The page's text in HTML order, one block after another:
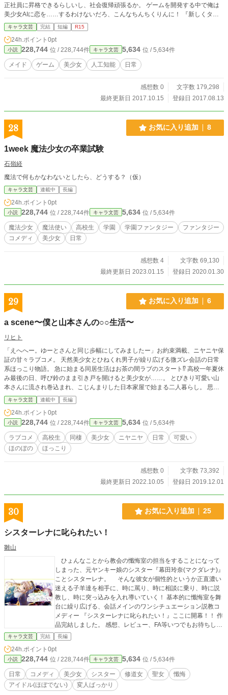
正社員に昇格できるらしいし、社会復帰頑張るか。 ゲームを開発する中で俺は
美少女AIに恋を……するわけないだろ、こんなちんちくりんに！ 『新しくタイ
トルを考えました！【ケイオスサーガクロニクル】ってのはどうでしょう！？』
「ＮＧ」 『うわあああああん！』 ※「小説家になろう」様に投稿したもので
す。Shirobako的なものを書きたかったんです。
キャラ文芸 完結 短編 R15
24h.ポイント 0pt
小説 228,744 位 / 228,744件 キャラ文芸 5,634 位 / 5,634件
メイド ゲーム 美少女 人工知能 日常
感想数 0
文字数 179,298
最終更新日 2017.10.15
登録日 2017.08.13
28 お気に入り追加 8
1week 魔法少女の卒業試験
石嶺経
魔法で何もかなわないとしたら、どうする？（仮）
キャラ文芸 連載中 長編
24h.ポイント 0pt
小説 228,744 位 / 228,744件 キャラ文芸 5,634 位 / 5,634件
魔法少女 魔法使い 高校生 学園 学園ファンタジー
ファンタジー
コメディ
美少女 日常
感想数 4
文字数 69,130
最終更新日 2023.01.15
登録日 2020.01.30
29 お気に入り追加 6
a scene〜僕と山本さんの○○生活〜
リヒト
「えへへー。ゆーとさんと同じ歩幅にしてみましたー」お約束満載、ニヤニヤ保
証の甘々ラブコメ。 天然美少女とひねくれ男子が繰り広げる微ズレ会話の日常
系ほっこり物語。 急に始まる同居生活はお茶の間ラブのスタート⁉ 高校一年夏休
み最後の日、呼び鈴のまま引き戸を開けると美少女が……。 とびきり可愛い山
本さんに流され巻込まれ、こじんまりした日本家屋で始まる二人暮らし。 思春
期全開ひねくれ男子とイギリス帰りの天然美少女が繰り広げる幸せいっぱいの物
語。 堅実人生を営みたい僕に襲いかかった美少女同居生活は、ドキドキしてハ
ラハラして、イチャイチャ……なのか？
キャラ文芸 連載中 長編
24h.ポイント 0pt
小説 228,744 位 / 228,744件 キャラ文芸 5,634 位 / 5,634件
ラブコメ 高校生 同棲 美少女 ニヤニヤ 日常
可愛い
ほのぼの
ほっこり
感想数 0
文字数 73,392
最終更新日 2022.10.05
登録日 2019.12.01
30 お気に入り追加 25
シスターレナに叱られたい！
雛山
ひょんなことから教会の懺悔室の担当をすることになって
しまった、元ヤンキー娘のシスター『幕田玲奈(マクダレナ)』
ことシスターレナ。 そんな彼女が個性的というか正直濃い
迷える子羊達を相手に、時に罵り、時に相談に乗り、時に説
教し、時に突っ込みを入れ導いていく！ 基本的に懺悔室を舞
台に繰り広げる、会話メインのワンシチュエーション説教コ
メディー 『シスターレナに叱られたい！』ここに開幕！！ 作
品完結しました。 感想、レビュー、FA等いつでもお待ちして
キャラ文芸 完結 長編
24h.ポイント 0pt
小説 228,744 位 / 228,744件 キャラ文芸 5,634 位 / 5,634件
日常 コメディ 美少女 シスター 修道女 聖女
懺悔
アイドル(ほぼでない)
変人ばっかり